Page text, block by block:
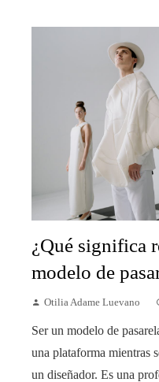
¿Qué significa
modelo de
Otilia Adame Luevano
Ser un modelo de
una plataforma mientras
un diseñador. Es una